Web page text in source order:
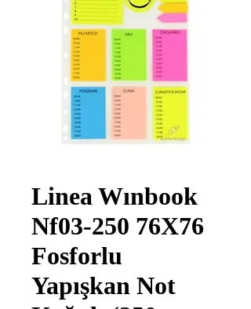
Linea Wınbook
Nf03-250 76X76
Fosforlu
Yapışkan Not